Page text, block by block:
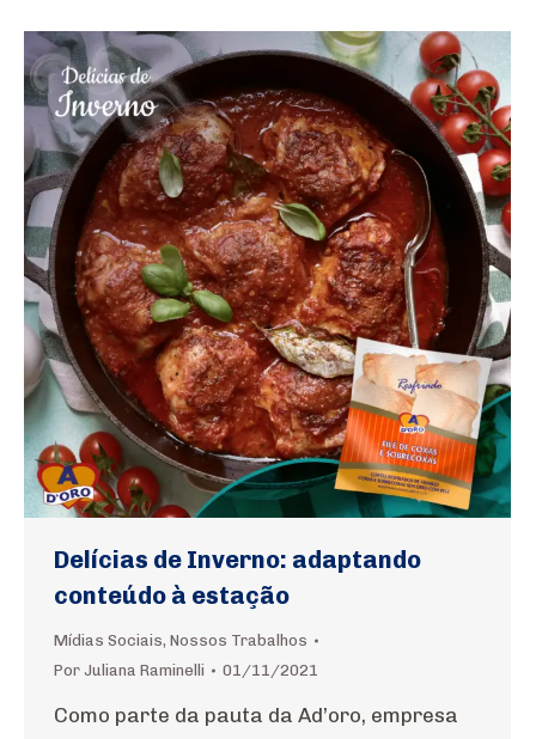
Delícias de Inverno: adaptando
conteúdo à estação
Mídias Sociais, Nossos Trabalhos
Por Juliana Raminelli 01/11/2021
Como parte da pauta da Ad’oro, empresa